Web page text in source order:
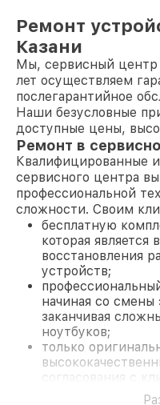
Ремонт
Казани
Мы, сервисный центр
лет осуществляем
послегарантийное
Наши безусловные
доступные цены,
Ремонт в
Квалифицированные
сервисного центра
профессиональной
сложности. Своим
бесплатную
которая
восстановления
устройств;
начиная со смены
заканчивая
ноутбуков;
только
согласования с
На все работы и